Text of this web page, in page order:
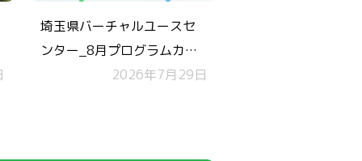
埼玉県バーチャルユースセ
ンター_8月プログラムカレ
2026年7月29日